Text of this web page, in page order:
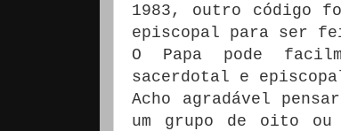
1983, outro código
episcopal para ser
O Papa pode
sacerdotal e
Acho agradável
um grupo de oito ou